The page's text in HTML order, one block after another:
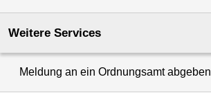
Weitere Services
Meldung an ein Ordnungsamt abgeben